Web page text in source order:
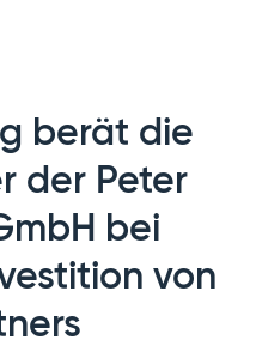
berät die
der Peter
bei
von